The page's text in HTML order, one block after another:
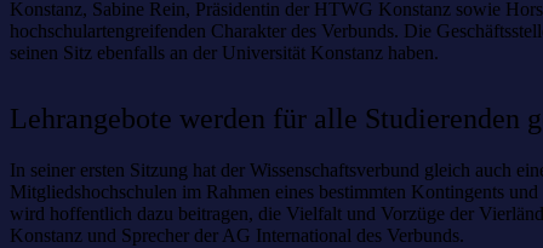
Konstanz, Sabine Rein, Präsidentin der HTWG Konstanz sowie
hochschulartengreifenden Charakter des Verbunds. Die
seinen Sitz ebenfalls an der Universität Konstanz haben.
Lehrangebote werden für alle Studierenden
In seiner ersten Sitzung hat der Wissenschaftsverbund gleich auch
Mitgliedshochschulen im Rahmen eines bestimmten Kontingents
wird hoffentlich dazu beitragen, die Vielfalt und Vorzüge der
Konstanz und Sprecher der AG International des Verbunds.